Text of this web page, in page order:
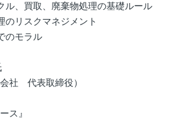
ル、買取、廃棄物処理の基礎ルール
のリスクマネジメント
のモラル
会社 代表取締役）
ス』